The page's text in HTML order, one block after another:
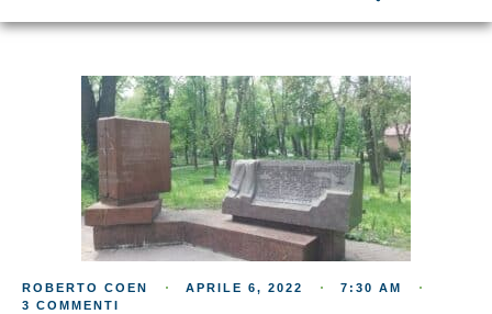
ROBERTO COEN APRILE 6, 2022
7:30 AM
3 COMMENTI